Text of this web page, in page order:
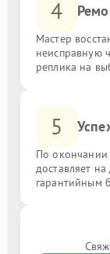
4
Мастер
неисправную
реплика на
5
По окончании
доставляет
гарантийным